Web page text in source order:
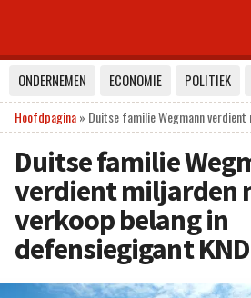
ONDERNEMEN ECONOMIE POLITIEK
Hoofdpagina» Duitse familie Wegmann
Duitse familie
verdient miljarden
verkoop belang in
defensiegigant